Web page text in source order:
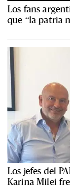
Los fans
que “la patria
Los jefes del
Karina Milei